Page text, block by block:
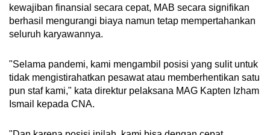
kewajiban finansial secara cepat, MAB secara signifikan
berhasil mengurangi biaya namun tetap mempertahankan
seluruh karyawannya.
"Selama pandemi, kami mengambil posisi yang sulit untuk
tidak mengistirahatkan pesawat atau memberhentikan satu
pun staf kami," kata direktur pelaksana MAG Kapten Izham
Ismail kepada CNA.